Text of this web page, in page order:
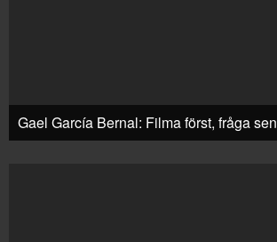
Gael García Bernal: Filma först, fråga sen